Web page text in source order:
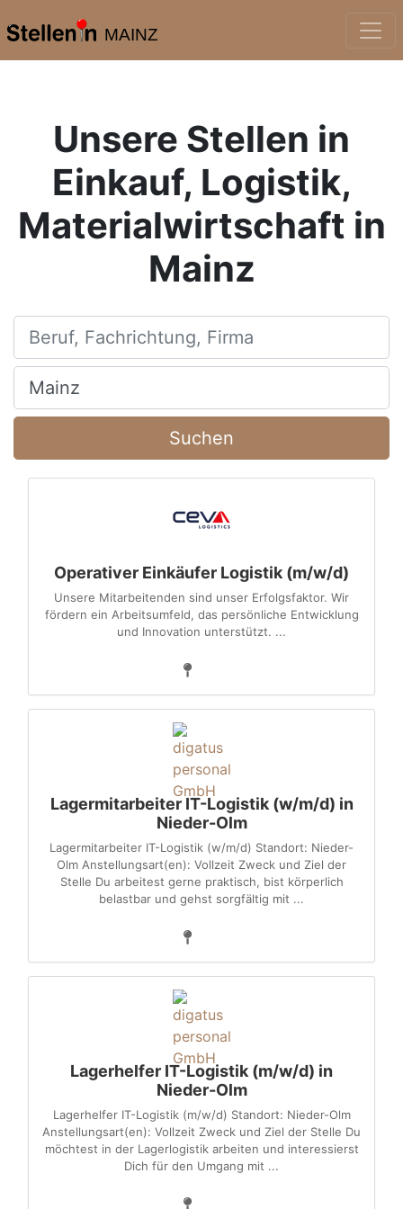
MAINZ
Unsere Stellen in
Einkauf, Logistik,
Materialwirtschaft in
Mainz
Beruf, Fachrichtung, Firma
Ort, Stadt
Suchen
Operativer Einkäufer Logistik (m/w/d)
Unsere Mitarbeitenden sind unser Erfolgsfaktor. Wir
fördern ein Arbeitsumfeld, das persönliche Entwicklung
und Innovation unterstützt. ...
Lagermitarbeiter IT-Logistik (w/m/d) in
Nieder-Olm
Lagermitarbeiter IT-Logistik (w/m/d) Standort: Nieder-
Olm Anstellungsart(en): Vollzeit Zweck und Ziel der
Stelle Du arbeitest gerne praktisch, bist körperlich
belastbar und gehst sorgfältig mit ...
Lagerhelfer IT-Logistik (m/w/d) in
Nieder-Olm
Lagerhelfer IT-Logistik (m/w/d) Standort: Nieder-Olm
Anstellungsart(en): Vollzeit Zweck und Ziel der Stelle Du
möchtest in der Lagerlogistik arbeiten und interessierst
Dich für den Umgang mit ...